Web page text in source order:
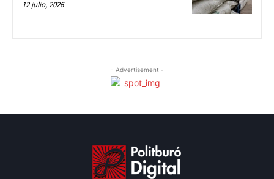
12 julio, 2026
- Advertisement -